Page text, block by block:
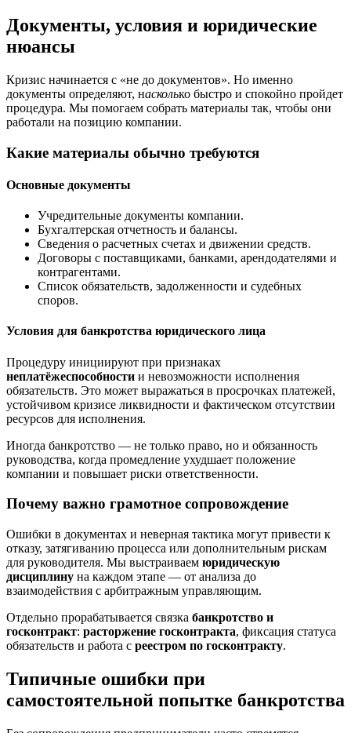
Документы, условия и юридические
нюансы
Кризис начинается с «не до документов». Но именно
документы определяют, насколько быстро и спокойно пройдет
процедура. Мы помогаем собрать материалы так, чтобы они
работали на позицию компании.
Какие материалы обычно требуются
Основные документы
Учредительные документы компании.
Бухгалтерская отчетность и балансы.
Сведения о расчетных счетах и движении средств.
Договоры с поставщиками, банками, арендодателями и
контрагентами.
Список обязательств, задолженности и судебных
споров.
Условия для банкротства юридического лица
Процедуру инициируют при признаках
неплатёжеспособности и невозможности исполнения
обязательств. Это может выражаться в просрочках платежей,
устойчивом кризисе ликвидности и фактическом отсутствии
ресурсов для исполнения.
Иногда банкротство — не только право, но и обязанность
руководства, когда промедление ухудшает положение
компании и повышает риски ответственности.
Почему важно грамотное сопровождение
Ошибки в документах и неверная тактика могут привести к
отказу, затягиванию процесса или дополнительным рискам
для руководителя. Мы выстраиваем юридическую
дисциплину на каждом этапе — от анализа до
взаимодействия с арбитражным управляющим.
Отдельно прорабатывается связка банкротство и
госконтракт: расторжение госконтракта, фиксация статуса
обязательств и работа с реестром по госконтракту.
Типичные ошибки при
самостоятельной попытке банкротства